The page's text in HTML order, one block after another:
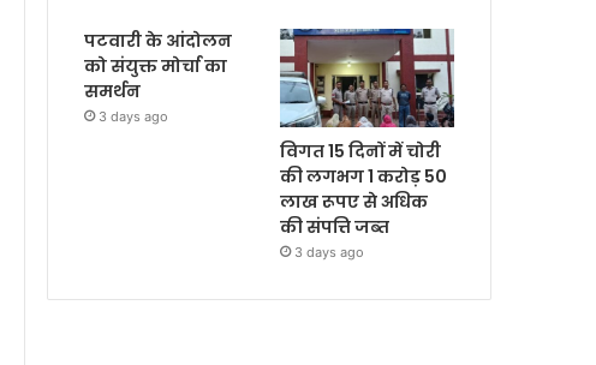
पटवारी के आंदोलन
को संयुक्त मोर्चा का
समर्थन
3 days ago
विगत 15 दिनों में चोरी
की लगभग 1 करोड़ 50
लाख रूपए से अधिक
की संपत्ति जब्‍त
3 days ago